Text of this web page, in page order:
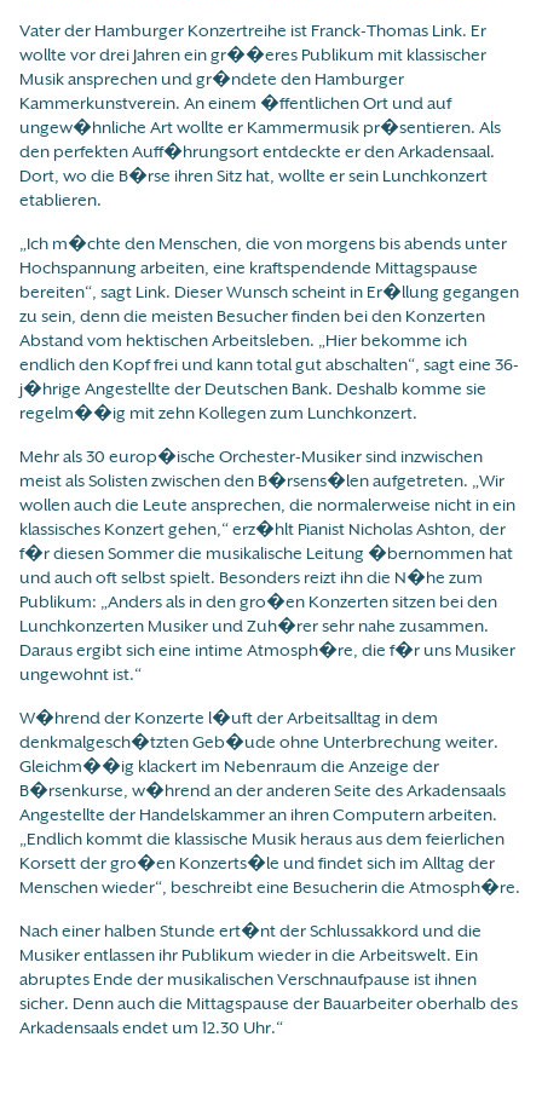
Vater der Hamburger Konzertreihe ist Franck-Thomas Link. Er
wollte vor drei Jahren ein gr��eres Publikum mit klassischer
Musik ansprechen und gr�ndete den Hamburger
Kammerkunstverein. An einem �ffentlichen Ort und auf
ungew�hnliche Art wollte er Kammermusik pr�sentieren. Als
den perfekten Auff�hrungsort entdeckte er den Arkadensaal.
Dort, wo die B�rse ihren Sitz hat, wollte er sein Lunchkonzert
etablieren.
„Ich m�chte den Menschen, die von morgens bis abends unter
Hochspannung arbeiten, eine kraftspendende Mittagspause
bereiten“, sagt Link. Dieser Wunsch scheint in Er�llung gegangen
zu sein, denn die meisten Besucher finden bei den Konzerten
Abstand vom hektischen Arbeitsleben. „Hier bekomme ich
endlich den Kopf frei und kann total gut abschalten“, sagt eine 36-
j�hrige Angestellte der Deutschen Bank. Deshalb komme sie
regelm��ig mit zehn Kollegen zum Lunchkonzert.
Mehr als 30 europ�ische Orchester-Musiker sind inzwischen
meist als Solisten zwischen den B�rsens�len aufgetreten. „Wir
wollen auch die Leute ansprechen, die normalerweise nicht in ein
klassisches Konzert gehen,“ erz�hlt Pianist Nicholas Ashton, der
f�r diesen Sommer die musikalische Leitung �bernommen hat
und auch oft selbst spielt. Besonders reizt ihn die N�he zum
Publikum: „Anders als in den gro�en Konzerten sitzen bei den
Lunchkonzerten Musiker und Zuh�rer sehr nahe zusammen.
Daraus ergibt sich eine intime Atmosph�re, die f�r uns Musiker
ungewohnt ist.“
W�hrend der Konzerte l�uft der Arbeitsalltag in dem
denkmalgesch�tzten Geb�ude ohne Unterbrechung weiter.
Gleichm��ig klackert im Nebenraum die Anzeige der
B�rsenkurse, w�hrend an der anderen Seite des Arkadensaals
Angestellte der Handelskammer an ihren Computern arbeiten.
„Endlich kommt die klassische Musik heraus aus dem feierlichen
Korsett der gro�en Konzerts�le und findet sich im Alltag der
Menschen wieder“, beschreibt eine Besucherin die Atmosph�re.
Nach einer halben Stunde ert�nt der Schlussakkord und die
Musiker entlassen ihr Publikum wieder in die Arbeitswelt. Ein
abruptes Ende der musikalischen Verschnaufpause ist ihnen
sicher. Denn auch die Mittagspause der Bauarbeiter oberhalb des
Arkadensaals endet um 12.30 Uhr.“